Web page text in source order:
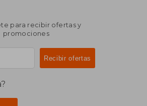
para recibir ofertas y
promociones